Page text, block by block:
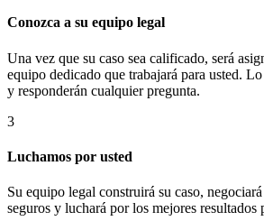
Conozca a su equipo legal
Una vez que su caso sea calificado, será
equipo dedicado que trabajará para usted.
y responderán cualquier pregunta.
3
Luchamos por usted
Su equipo legal construirá su caso,
seguros y luchará por los mejores resultados